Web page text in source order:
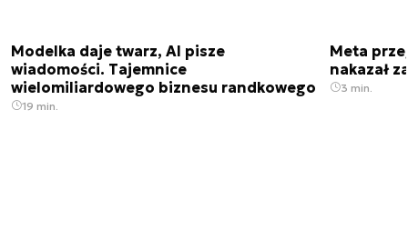
Modelka daje twarz, AI pisze
wiadomości. Tajemnice
wielomiliardowego biznesu randkowego
19 min.
Meta
nakazał
3 min.